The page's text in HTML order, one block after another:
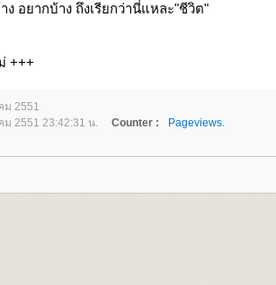
อยากบ้าง ถึงเรียกว่านี่แหละ"ชีวิต"
+++
ม 2551
ม 2551 23:42:31 น. Counter :
Pageviews.